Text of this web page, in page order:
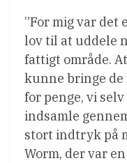
”For mig var det
lov til at uddele
fattigt område.
kunne bringe de
for penge, vi
indsamle
stort indtryk på
Worm, der var